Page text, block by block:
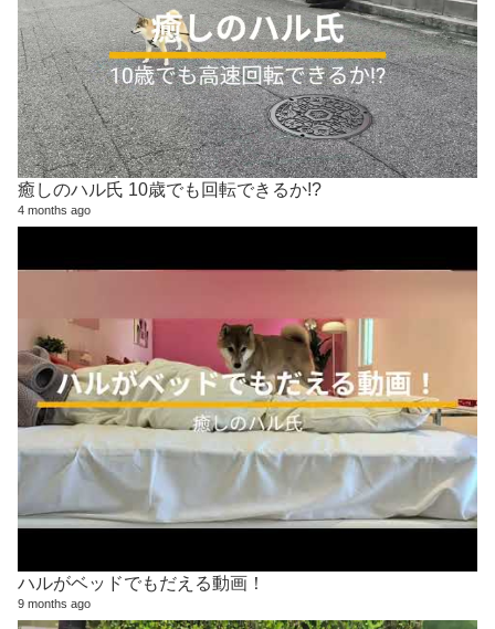
癒しのハル氏 10歳でも回転できるか!?
4 months ago
ハルがベッドでもだえる動画！
9 months ago